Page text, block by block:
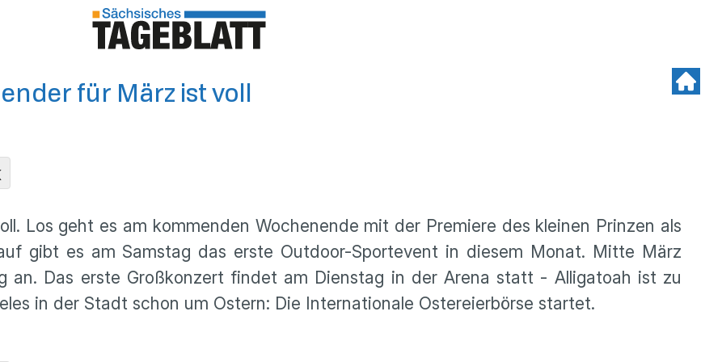
für März ist voll
Los geht es am kommenden Wochenende mit der Premiere des kleinen Prinzen als
gibt es am Samstag das erste Outdoor-Sportevent in diesem Monat. Mitte März
an. Das erste Großkonzert findet am Dienstag in der Arena statt - Alligatoah ist zu
in der Stadt schon um Ostern: Die Internationale Ostereierbörse startet.